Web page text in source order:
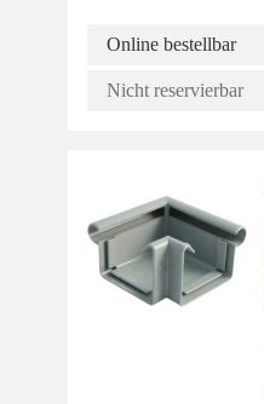
Online bestellbar
Nicht reservierbar